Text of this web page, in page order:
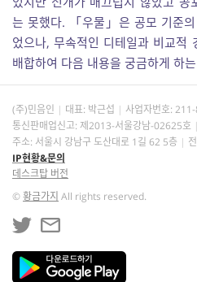
는 못했다. 「우물」은 공모 기준
었으나, 무속적인 디테일과 비교적
배합하여 다음 내용을 궁금하게 하
(주)민음인 대표: 박근섭 사업자번호:
통신판매업신고: 제2013-서울강남-02625호
주소: 서울시 강남구 도산대로 1길 62 5층
IP현황&문의
데스크탑 버전
©황금가지 All rights reserved.